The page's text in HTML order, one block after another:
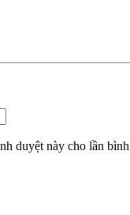
duyệt này cho lần